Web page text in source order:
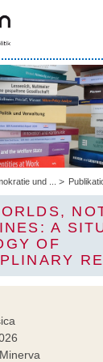
und ...
A
OF
Minerva